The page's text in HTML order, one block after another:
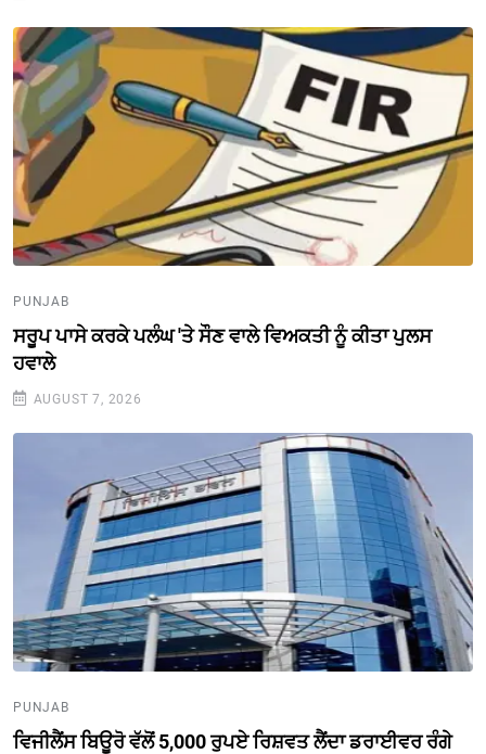
PUNJAB
ਸਰੂਪ ਪਾਸੇ ਕਰਕੇ ਪਲੰਘ 'ਤੇ ਸੌਣ ਵਾਲੇ ਵਿਅਕਤੀ ਨੂੰ ਕੀਤਾ ਪੁਲਸ
ਹਵਾਲੇ
AUGUST 7, 2026
PUNJAB
ਵਿਜੀਲੈਂਸ ਬਿਊਰੋ ਵੱਲੋਂ 5,000 ਰੁਪਏ ਰਿਸ਼ਵਤ ਲੈਂਦਾ ਡਰਾਈਵਰ ਰੰਗੇ